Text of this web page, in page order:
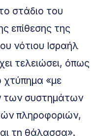
στάδιο του
επίθεσης της
νότιου Ισραήλ
τελειώσει, όπως
χτύπημα «με
των συστημάτων
πληροφοριών,
τη θάλασσα».